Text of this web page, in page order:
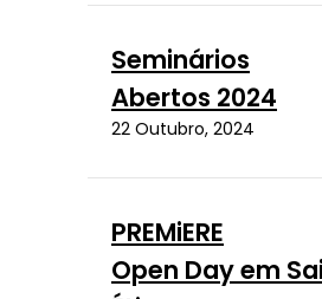
Seminários
Abertos 2024
22 Outubro, 2024
PREMiERE
Open Day em